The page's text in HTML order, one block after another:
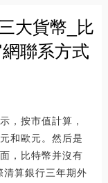
大貨幣_比
聯系方式
，按市值計算，
和歐元。然后是
，比特幣并沒有
算銀行三年期外